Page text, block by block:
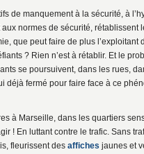
de manquement à la sécurité, à
normes de sécurité, rétablissent
que peut faire de plus l’exploitant
? Rien n’est à rétablir. Et le
se poursuivent, dans les rues,
déjà fermé pour faire face à ce
à Marseille, dans les quartiers
! En luttant contre le trafic. Sans
fleurissent des affiches jaunes et